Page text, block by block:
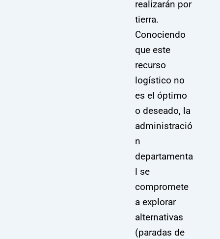
realizarán por
tierra.
Conociendo
que este
recurso
logístico no
es el óptimo
o deseado, la
administració
n
departamenta
l se
compromete
a explorar
alternativas
(paradas de